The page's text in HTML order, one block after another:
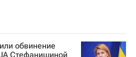
обвинение
Стефанишиной